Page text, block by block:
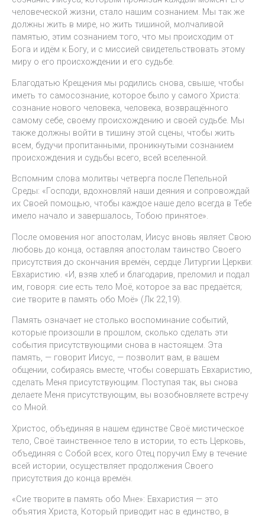
человеческой жизни, стало нашим сознанием. Мы так же
должны жить в мире, но жить тишиной, молчаливой
памятью, этим сознанием того, что мы происходим от
Бога и идём к Богу, и с миссией свидетельствовать этому
миру о его происхождении и его судьбе.
Благодатью Крещения мы родились снова, свыше, чтобы
иметь то самосознание, которое было у самого Христа:
сознание нового человека, человека, возвращённого
самому себе, своему происхождению и своей судьбе. Мы
также должны войти в тишину этой сцены, чтобы жить
всем, будучи пропитанными, проникнутыми сознанием
происхождения и судьбы всего, всей вселенной.
Вспомним слова молитвы четверга после Пепельной
Среды: «Господи, вдохновляй наши деяния и сопровождай
их Своей помощью, чтобы каждое наше дело всегда в Тебе
имело начало и завершалось, Тобою принятое».
После омовения ног апостолам, Иисус вновь являет Свою
любовь до конца, оставляя апостолам таинство Своего
присутствия до скончания времён, сердце Литургии Церкви:
Евхаристию. «И, взяв хлеб и благодарив, преломил и подал
им, говоря: сие есть тело Моё, которое за вас предаётся;
сие творите в память обо Моё» (Лк 22,19).
Память означает не столько воспоминание событий,
которые произошли в прошлом, сколько сделать эти
события присутствующими снова в настоящем. Эта
память, — говорит Иисус, — позволит вам, в вашем
общении, собираясь вместе, чтобы совершать Евхаристию,
сделать Меня присутствующим. Поступая так, вы снова
делаете Меня присутствующим, вы возобновляете встречу
со Мной.
Христос, объединяя в нашем единстве Своё мистическое
тело, Своё таинственное тело в истории, то есть Церковь,
объединяя с Собой всех, кого Отец поручил Ему в течение
всей истории, осуществляет продолжения Своего
присутствия до конца времён.
«Сие творите в память обо Мне»: Евхаристия — это
объятия Христа, Который приводит нас в единство, в